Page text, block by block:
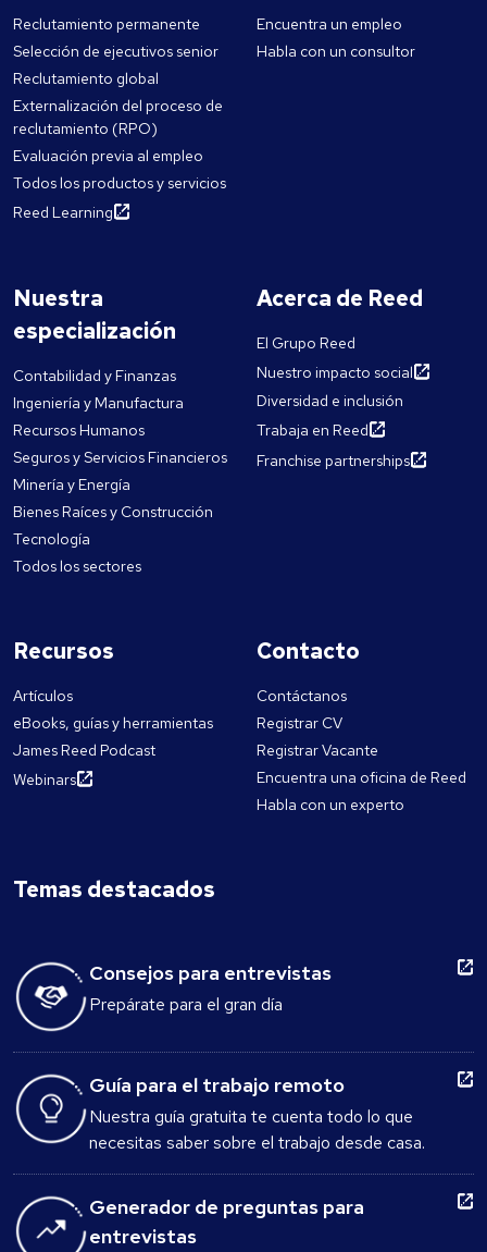
Reclutamiento permanente
Selección de ejecutivos senior
Reclutamiento global
Externalización del proceso de
reclutamiento (RPO)
Evaluación previa al empleo
Todos los productos y servicios
Reed Learning
Encuentra un empleo
Habla con un consultor
Nuestra
especialización
Contabilidad y Finanzas
Ingeniería y Manufactura
Recursos Humanos
Seguros y Servicios Financieros
Minería y Energía
Bienes Raíces y Construcción
Tecnología
Todos los sectores
Acerca de Reed
El Grupo Reed
Nuestro impacto social
Diversidad e inclusión
Trabaja en Reed
Franchise partnerships
Recursos
Artículos
eBooks, guías y herramientas
James Reed Podcast
Webinars
Contacto
Contáctanos
Registrar CV
Registrar Vacante
Encuentra una oficina de Reed
Habla con un experto
Temas destacados
Consejos para entrevistas
Prepárate para el gran día
Guía para el trabajo remoto
Nuestra guía gratuita te cuenta todo lo que
necesitas saber sobre el trabajo desde casa.
Generador de preguntas para
entrevistas